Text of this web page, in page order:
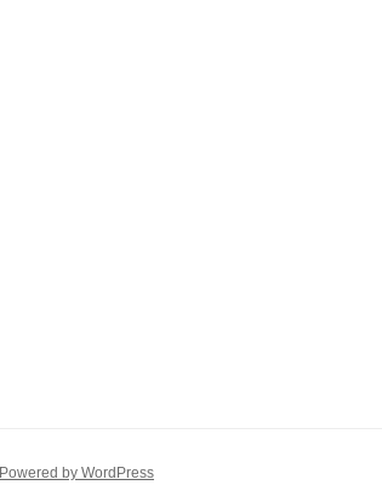
Powered by WordPress